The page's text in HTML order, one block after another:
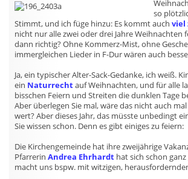
so
Stimmt, und ich füge hinzu: Es kommt auchviel
nicht nur alle zwei oder drei Jahre Weihnachten
dann richtig? Ohne Kommerz-Mist, ohne
immergleichen Lieder in F-Dur wären auch
Ja, ein typischer Alter-Sack-Gedanke, ich weiß.
ein Naturrechtauf Weihnachten, und für alle
bisschen Feiern und Streiten die dunklen Tage
Aber überlegen Sie mal, wäre das nicht auch
wert? Aber dieses Jahr, das müsste unbedingt
Sie wissen schon. Denn es gibt einiges zu feiern:
Die Kirchengemeinde hat ihre zweijährige
PfarrerinAndrea Ehrhardt hat sich schon
macht uns bspw. mit witzigen,